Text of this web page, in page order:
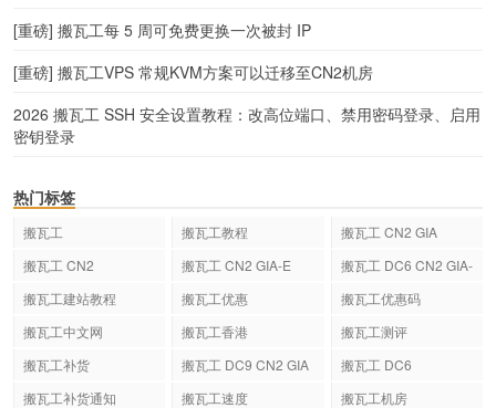
[重磅] 搬瓦工每 5 周可免费更换一次被封 IP
[重磅] 搬瓦工VPS 常规KVM方案可以迁移至CN2机房
2026 搬瓦工 SSH 安全设置教程：改高位端口、禁用密码登录、启用
密钥登录
热门标签
搬瓦工 搬瓦工教程
搬瓦工 CN2 GIA
搬瓦工 CN2
搬瓦工 CN2 GIA-E
搬瓦工 DC6 CN2 GIA-
搬瓦工建站教程 搬瓦工优惠
搬瓦工优惠码
搬瓦工中文网
搬瓦工香港
搬瓦工测评
搬瓦工补货
搬瓦工 DC9 CN2 GIA
搬瓦工 DC6
搬瓦工补货通知
搬瓦工速度
搬瓦工机房